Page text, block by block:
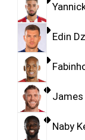
Edin
Naby